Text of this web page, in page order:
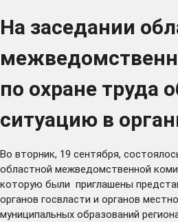
На заседании
по охране труда
ситуацию в
Во вторник, 19 сентября,
областной межведомственной
которую были приглашены
органов госвласти и органов
муниципальных образований